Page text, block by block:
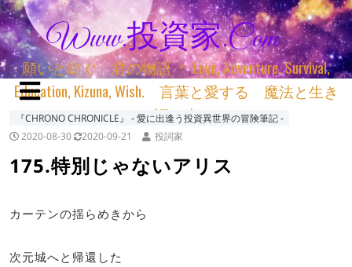
Www.投資家.com
願いと紡ぐ 君の物語 ＊ Love, Adventure, Survival,
Education, Kizuna, Wish. 言葉と愛する 魔法と生き
る 詞と生きる
『CHRONO CHRONICLE』 ‐ 愛に出逢う投資異世界の冒険筆記 ‐
2020-08-30
2020-09-21 投詞家
175.特別じゃないアリス
カーテンの揺らめきから
次元城へと帰還した